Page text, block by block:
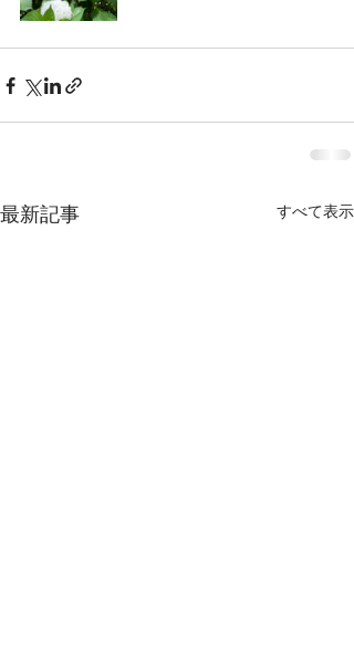
最新記事 すべて表示